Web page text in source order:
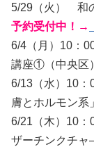
5/29（火） 和
予約受付中！→
6/4（月）10：
講座①（中央区）
6/13（水）10
膚とホルモン系
6/21（木）10
ザーチンクチ